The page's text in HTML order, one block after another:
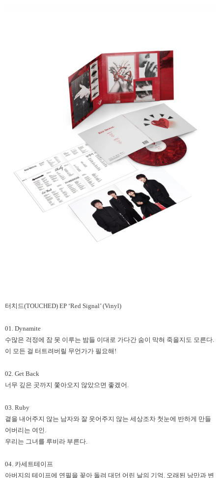
터치드(TOUCHED) EP ‘Red Signal’ (Vinyl)
01. Dynamite
수많은 걱정에 잠 못 이루는 밤들 이대로 가다간 숨이 막혀 죽을지도 모른다.
이 모든 걸 터트려버릴 무언가가 필요해!
02. Get Back
너무 깊은 곳까지 쫓아오지 않았으면 좋겠어.
03. Ruby
곁을 내어주지 않는 남자와 잘 웃어주지 않는 세상조차 첫눈에 반하게 만들
어버리는 여인.
우리는 그녀를 루비라 부른다.
04. 카세트테이프
아버지의 테이프에 연필을 꽂아 돌려 대던 어린 날의 기억. 오래된 낭만과 변